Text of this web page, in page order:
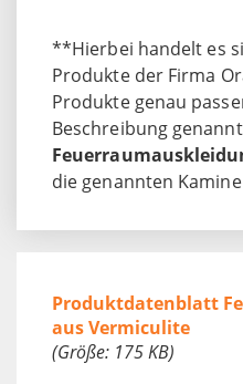
**Hierbei handelt es
Produkte der Firma
Produkte genau
Beschreibung
die genannten
Produktdatenblatt
aus Vermiculite
(Größe: 175 KB)